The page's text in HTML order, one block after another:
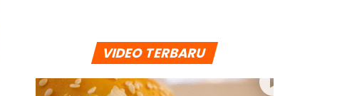
VIDEO TERBARU